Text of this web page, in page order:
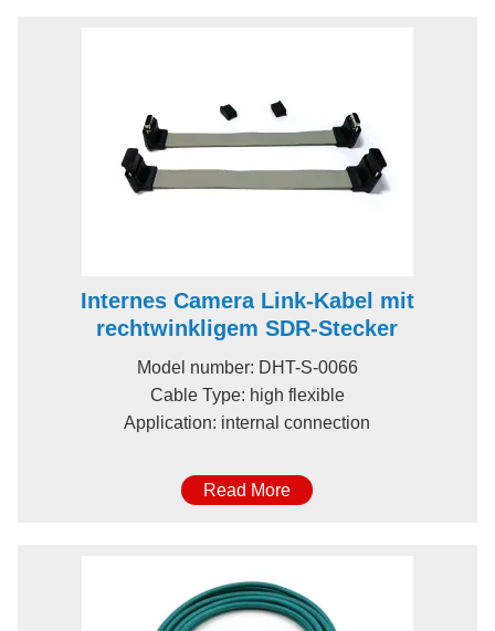
Internes Camera Link-Kabel mit
rechtwinkligem SDR-Stecker
Model number: DHT-S-0066
Cable Type: high flexible
Application: internal connection
Read More